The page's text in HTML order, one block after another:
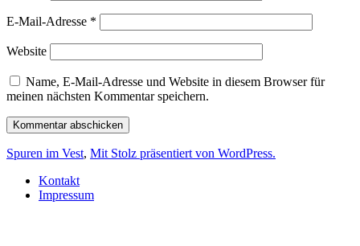
E-Mail-Adresse *
Website
Name, E-Mail-Adresse und Website in diesem Browser für
meinen nächsten Kommentar speichern.
Spuren im Vest, Mit Stolz präsentiert von WordPress.
Kontakt
Impressum